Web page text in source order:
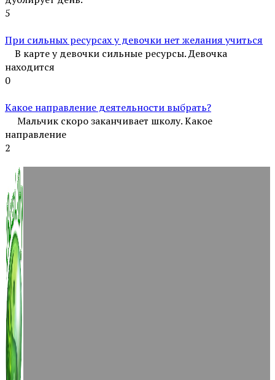
5
При сильных ресурсах у девочки нет желания учиться
В карте у девочки сильные ресурсы. Девочка
находится
0
Какое направление деятельности выбрать?
Мальчик скоро заканчивает школу. Какое
направление
2